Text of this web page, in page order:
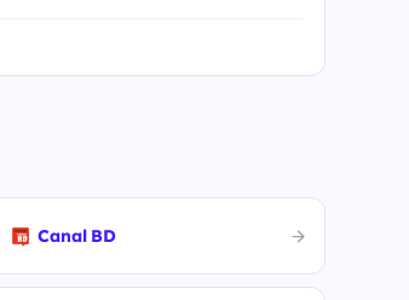
Canal BD